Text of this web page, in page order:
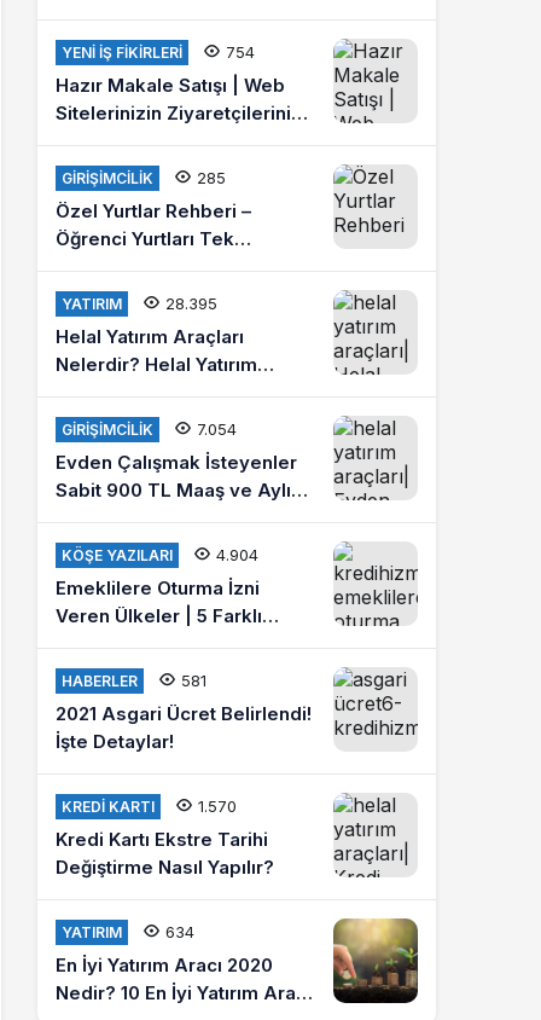
Ücretleri 2021
YENI İŞ FIKIRLERI 754
Hazır Makale Satışı | Web
Sitelerinizin Ziyaretçilerini
Arttırın
GIRIŞIMCILIK 285
Özel Yurtlar Rehberi –
Öğrenci Yurtları Tek
Platformda
YATIRIM 28.395
Helal Yatırım Araçları
Nelerdir? Helal Yatırım
Yapmak İstiyorum Diyenlere
Tavsiyeler?
GIRIŞIMCILIK 7.054
Evden Çalışmak İsteyenler
Sabit 900 TL Maaş ve Aylık
4 Bin Lira Kazanmak İster
misiniz?
KÖŞE YAZILARI 4.904
Emeklilere Oturma İzni
Veren Ülkeler | 5 Farklı
Ülkede Emeklilik Hayatı
Yaşayın
HABERLER 581
2021 Asgari Ücret Belirlendi!
İşte Detaylar!
KREDI KARTI 1.570
Kredi Kartı Ekstre Tarihi
Değiştirme Nasıl Yapılır?
YATIRIM 634
En İyi Yatırım Aracı 2020
Nedir? 10 En İyi Yatırım Aracı